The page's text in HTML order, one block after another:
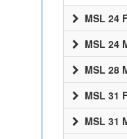
MSL 24
MSL 24
MSL 28
MSL 31
MSL 31